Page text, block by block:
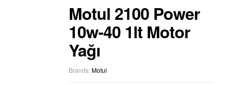
$13,50 KDV Dahil
$27,00 KDV Dahil
Motul 2100 Power
10w-40 1lt Motor
Yağı
Brands:Motul